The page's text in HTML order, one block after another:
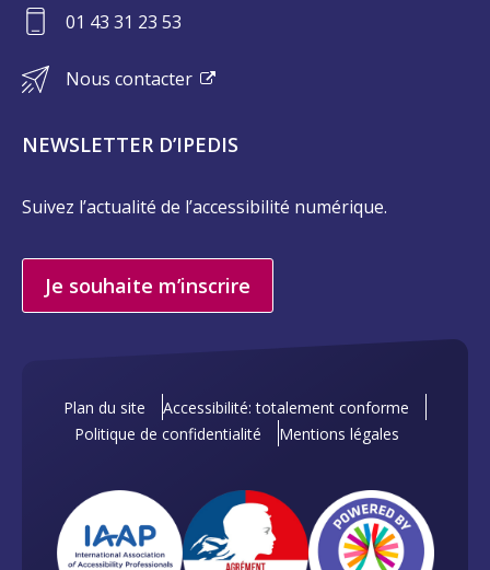
01 43 31 23 53
Nous contacter
NEWSLETTER D’IPEDIS
Suivez l’actualité de l’accessibilité numérique.
Je souhaite m’inscrire
Plan du site
Accessibilité: totalement conforme
Politique de confidentialité
Mentions légales